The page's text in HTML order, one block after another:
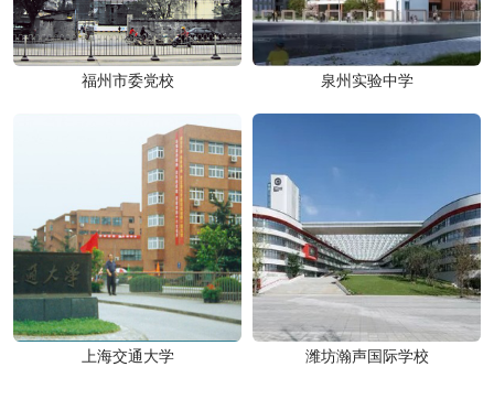
福州市委党校 泉州实验中学
上海交通大学 潍坊瀚声国际学校